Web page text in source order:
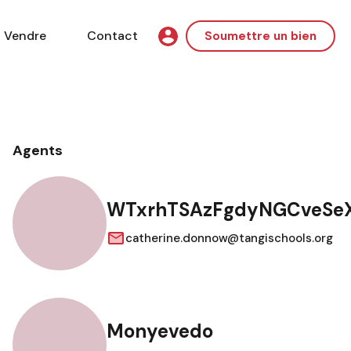
Vendre Contact Soumettre un bien
Agents
catherine.donnow@tangischools.org
Monyevedo